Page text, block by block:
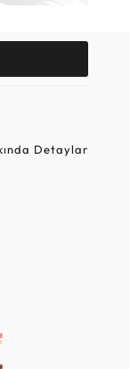
Detaylar